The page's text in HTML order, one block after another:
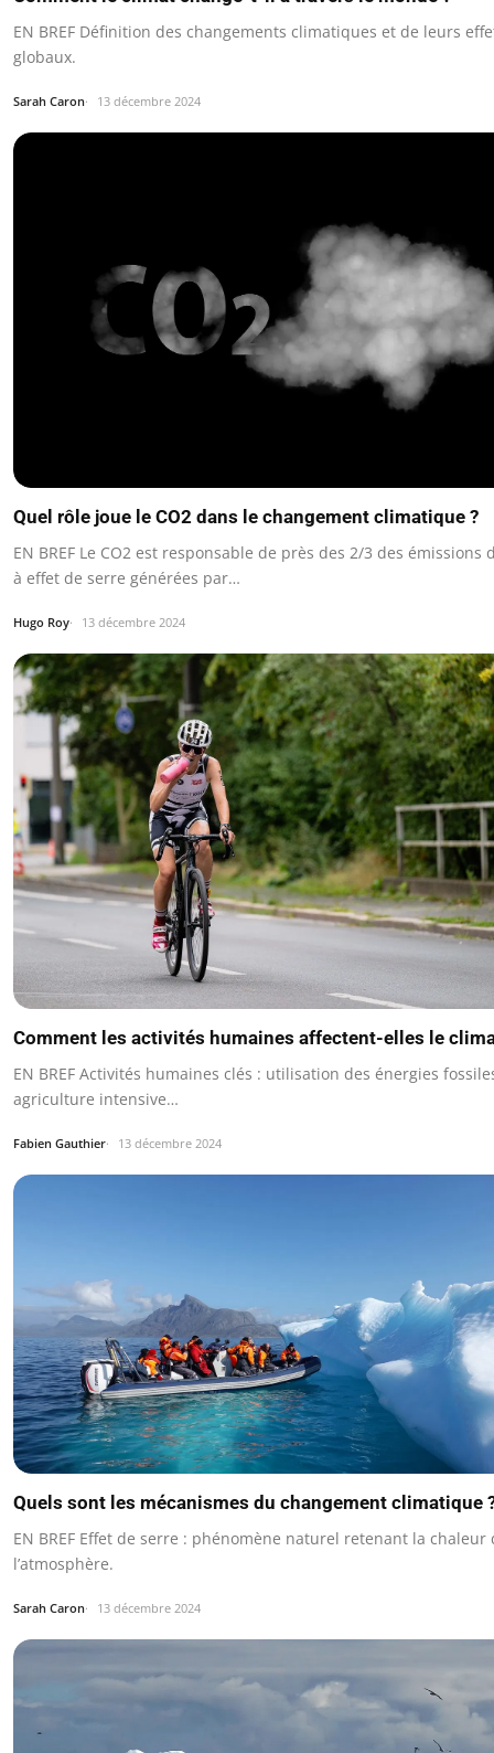
EN BREF Définition des changements climatiques et de leurs
globaux.
Sarah Caron 13 décembre 2024
Quel rôle joue le CO2 dans le changement climatique ?
EN BREF Le CO2 est responsable de près des 2/3 des émissions
à effet de serre générées par…
Hugo Roy 13 décembre 2024
Comment les activités humaines affectent-elles le
EN BREF Activités humaines clés : utilisation des énergies
agriculture intensive…
Fabien Gauthier 13 décembre 2024
Quels sont les mécanismes du changement climatique
EN BREF Effet de serre : phénomène naturel retenant la chaleur
l’atmosphère.
Sarah Caron 13 décembre 2024